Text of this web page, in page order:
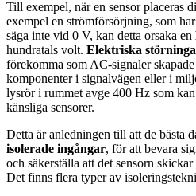
Till exempel, när en sensor placeras
exempel en strömförsörjning, som
säga inte vid 0 V, kan detta orsaka en
hundratals volt. Elektriska
förekomma som AC-signaler
komponenter i signalvägen eller i
lysrör i rummet avge 400 Hz som
känsliga sensorer.
Detta är anledningen till att de bästa
isolerade ingångar, för att bevara
och säkerställa att det sensorn
Det finns flera typer av